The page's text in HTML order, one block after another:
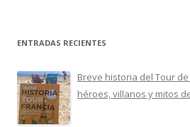
ENTRADAS RECIENTES
Breve historia del Tour
héroes, villanos y mitos